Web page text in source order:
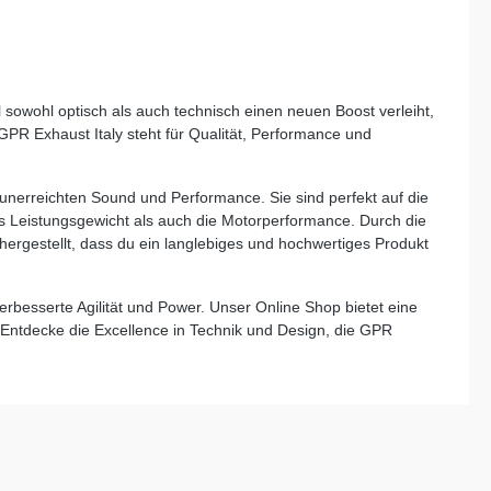
im
lässt
einer
optisch als auch technisch einen neuen Boost verleiht,
Exhaust Italy steht für Qualität, Performance und
Sound und Performance. Sie sind perfekt auf die
als auch die Motorperformance. Durch die
dass du ein langlebiges und hochwertiges Produkt
Agilität und Power. Unser Online Shop bietet eine
die Excellence in Technik und Design, die GPR